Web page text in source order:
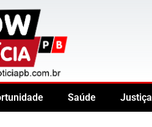
Saúde Justiça